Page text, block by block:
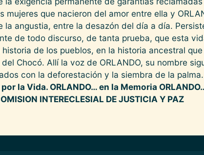
mujeres que nacieron del amor entre ella y
la angustia, entre la desazón del día a día.
de todo discurso, de tanta prueba, que esta
de los pueblos, en la historia ancestral
Chocó. Allí la voz de ORLANDO, su nombre
con la deforestación y la siembra de la palma.
la Vida. ORLANDO… en la Memoria
INTERECLESIAL DE JUSTICIA Y PAZ